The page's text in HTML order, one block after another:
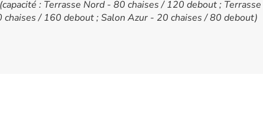
: Terrasse Nord - 80 chaises / 120 debout ;
chaises / 160 debout ; Salon Azur - 20 chaises / 80 debout)